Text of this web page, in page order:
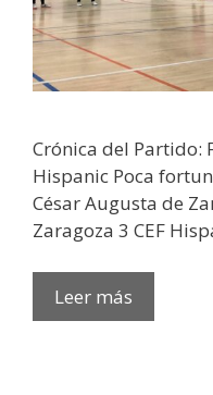
Crónica del Partido:
Hispanic Poca
César Augusta de
Zaragoza 3 CEF
Leer más